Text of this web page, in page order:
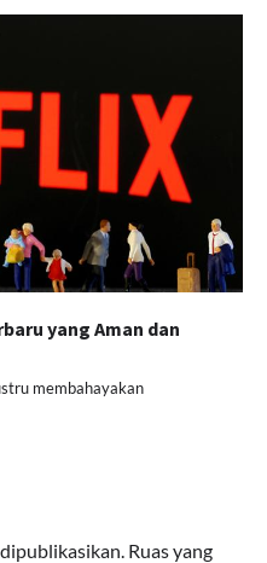
yang Aman dan
membahayakan
Ruas yang